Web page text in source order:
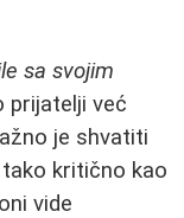
sa svojim
prijatelji već
je shvatiti
kritično kao
vide